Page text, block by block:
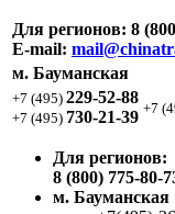
Для регионов: 8
E-mail:
м. Бауманская
+7 (495) 229-52-88
+7 (495) 730-21-39 +7
Для регионов:
8 (800) 775-80-
м. Бауманская